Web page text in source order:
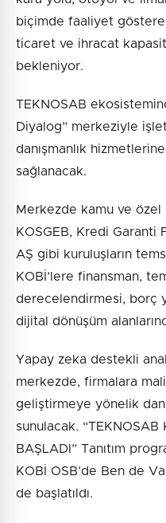
biçimde faaliyet
ticaret ve ihracat
bekleniyor.
TEKNOSAB
Diyalog” merkeziyle
danışmanlık
sağlanacak.
Merkezde kamu ve özel
KOSGEB, Kredi Garanti
AŞ gibi kuruluşların
KOBİ’lere finansman,
derecelendirmesi, borç
dijital dönüşüm
Yapay zeka destekli
merkezde, firmalara mali
geliştirmeye yönelik
sunulacak. “TEKNOSAB
BAŞLADI” Tanıtım
KOBİ OSB’de Ben de
de başlatıldı.